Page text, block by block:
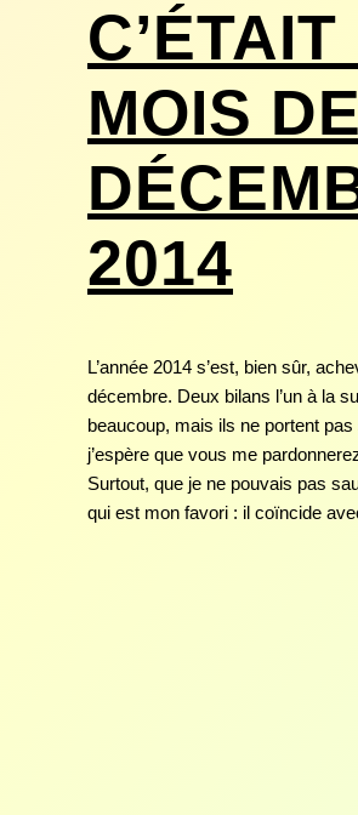
MOIS DE
2014
L’année 2014 s’est, bien sûr,
décembre. Deux bilans l’un à la
beaucoup, mais ils ne portent
j’espère que vous me
Surtout, que je ne pouvais pas
qui est mon favori : il coïncide